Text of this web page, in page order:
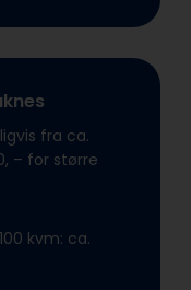
fra ca.
– for større
kvm: ca.